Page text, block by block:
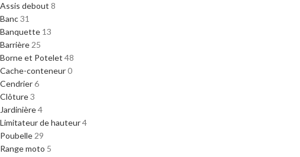
Assis debout 8
Banc31
Banquette 13
Barrière 25
Borne et Potelet 48
Cache-conteneur0
Cendrier6
Clôture3
Jardinière4
Limitateur de hauteur4
Poubelle 29
Range moto 5